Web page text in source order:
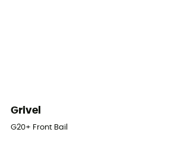
Grivel
G20+ Front Bail